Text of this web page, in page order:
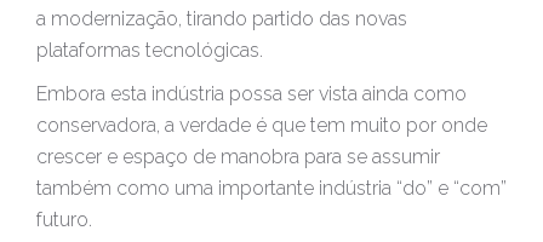
a modernização, tirando partido das novas
plataformas tecnológicas.
Embora esta indústria possa ser vista ainda como
conservadora, a verdade é que tem muito por onde
crescer e espaço de manobra para se assumir
também como uma importante indústria “do” e “com”
futuro.